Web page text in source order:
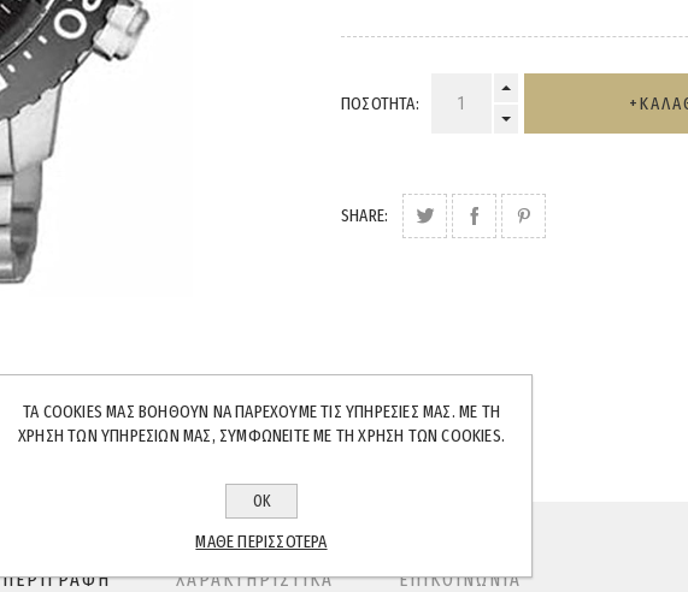
ΠΟΣΌΤΗΤΑ:
SHARE:
ΠΕΡΙΓΡΑΦΉ ΧΑΡΑΚΤΗΡΙΣΤΙΚΆ ΕΠΙΚΟΙΝΩΝΊΑ
ΤΑ COOKIES ΜΑΣ ΒΟΗΘΟΎΝ ΝΑ ΠΑΡΈΧΟΥΜΕ ΤΙΣ ΥΠΗΡΕΣΊΕΣ ΜΑΣ. ΜΕ ΤΗ
ΧΡΉΣΗ ΤΩΝ ΥΠΗΡΕΣΙΏΝ ΜΑΣ, ΣΥΜΦΩΝΕΊΤΕ ΜΕ ΤΗ ΧΡΉΣΗ ΤΩΝ COOKIES.
ΟΚ
ΜΆΘΕ ΠΕΡΙΣΣΌΤΕΡΑ